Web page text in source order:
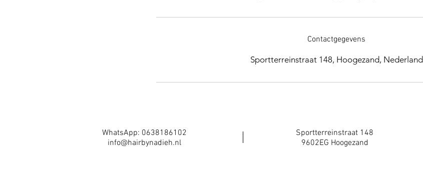
Contactgegevens
Sportterreinstraat 148, Hoogezand, Nederland
WhatsApp: 0638186102
info@hairbynadieh.nl
Sportterreinstraat 148
9602EG Hoogezand